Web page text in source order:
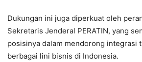
Dukungan ini juga diperkuat oleh
Sekretaris Jenderal PERATIN, yang
posisinya dalam mendorong integrasi
berbagai lini bisnis di Indonesia.